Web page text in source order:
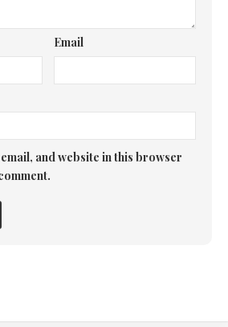
Email
email, and website in this browser